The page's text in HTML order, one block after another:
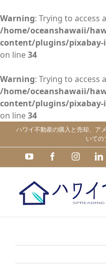
Warning: Trying to access
/home/oceanshawaii/
content/plugins/pixabay-
on line34
Warning: Trying to access
/home/oceanshawaii/
content/plugins/pixabay-
on line34
content
ハワイ不動産の購入と売却、ア
いての
YouTube FacebookInstagram